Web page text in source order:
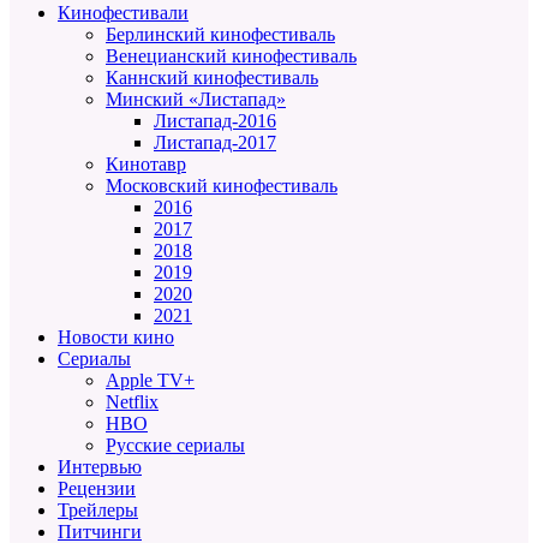
Кинофестивали
Берлинский кинофестиваль
Венецианский кинофестиваль
Каннский кинофестиваль
Минский «Листапад»
Листапад-2016
Листапад-2017
Кинотавр
Московский кинофестиваль
2016
2017
2018
2019
2020
2021
Новости кино
Сериалы
Apple TV+
Netflix
HBO
Русские сериалы
Интервью
Рецензии
Трейлеры
Питчинги